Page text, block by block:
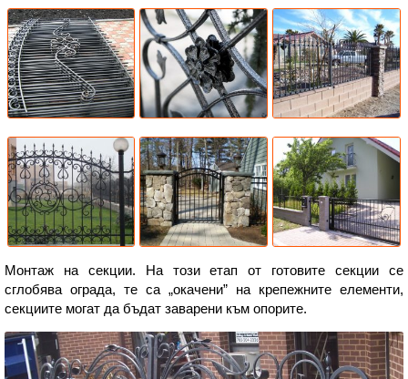
Монтаж на секции. На този етап от готовите секции се
сглобява ограда, те са „окачени” на крепежните елементи,
секциите могат да бъдат заварени към опорите.